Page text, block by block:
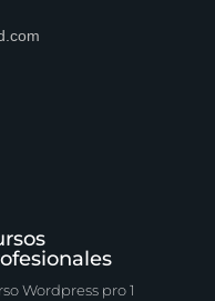
Wordpress pro 1